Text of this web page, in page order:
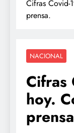
Cifras Covid-
prensa.
NACIONAL
Cifras
hoy.